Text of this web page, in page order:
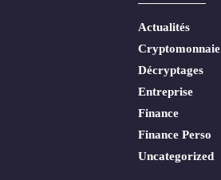
Actualités
Cryptomonnaie
Décryptages
Entreprise
Finance
Finance Perso
Uncategorized